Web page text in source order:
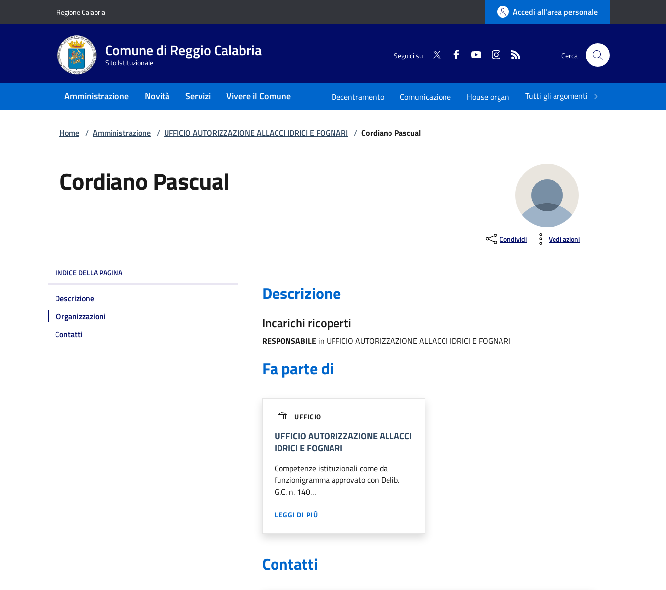
Regione Calabria Accedi all'area personale
Comune di Reggio Calabria
Sito Istituzionale
Seguici su Twitter FacebookYouTubeInstagram Cerca
Amministrazione Novità Servizi Vivere il Comune Decentramento Comunicazione House organ Tutti gli argomenti
Home / Amministrazione / UFFICIO AUTORIZZAZIONE ALLACCI IDRICI E FOGNARI / Cordiano Pascual
Cordiano Pascual
Condividi Vedi azioni
INDICE DELLA PAGINA
Descrizione
Organizzazioni
Contatti
Descrizione
Incarichi ricoperti
RESPONSABILE in UFFICIO AUTORIZZAZIONE ALLACCI IDRICI E FOGNARI
Fa parte di
UFFICIO
UFFICIO AUTORIZZAZIONE ALLACCI
IDRICI E FOGNARI
Competenze istituzionali come da
funzionigramma approvato con Delib.
G.C. n. 140…
LEGGI DI PIÙ
Contatti